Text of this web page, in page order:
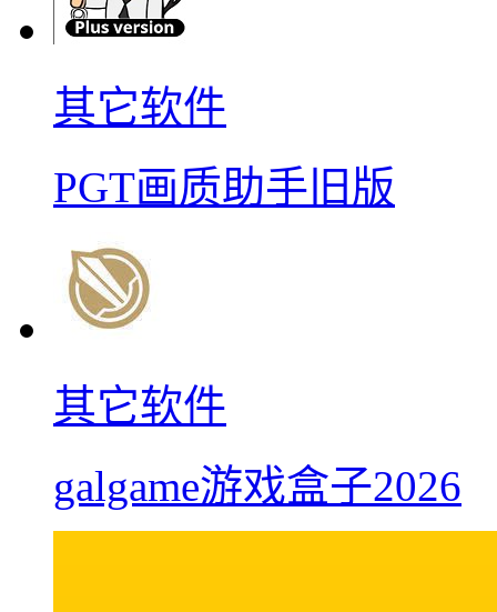
其它软件
PGT画质助手旧版
其它软件
galgame游戏盒子2026